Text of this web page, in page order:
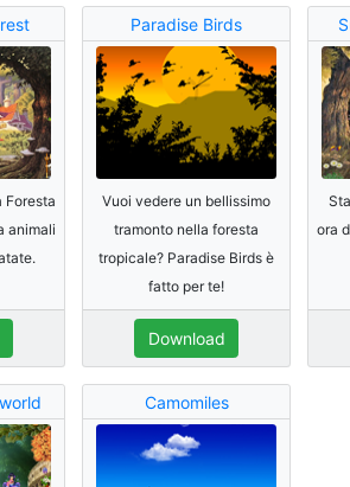
Foresta
animali
Paradise Birds
Vuoi vedere un bellissimo
tramonto nella foresta
tropicale? Paradise Birds è
fatto per te!
Download
ora
Camomiles